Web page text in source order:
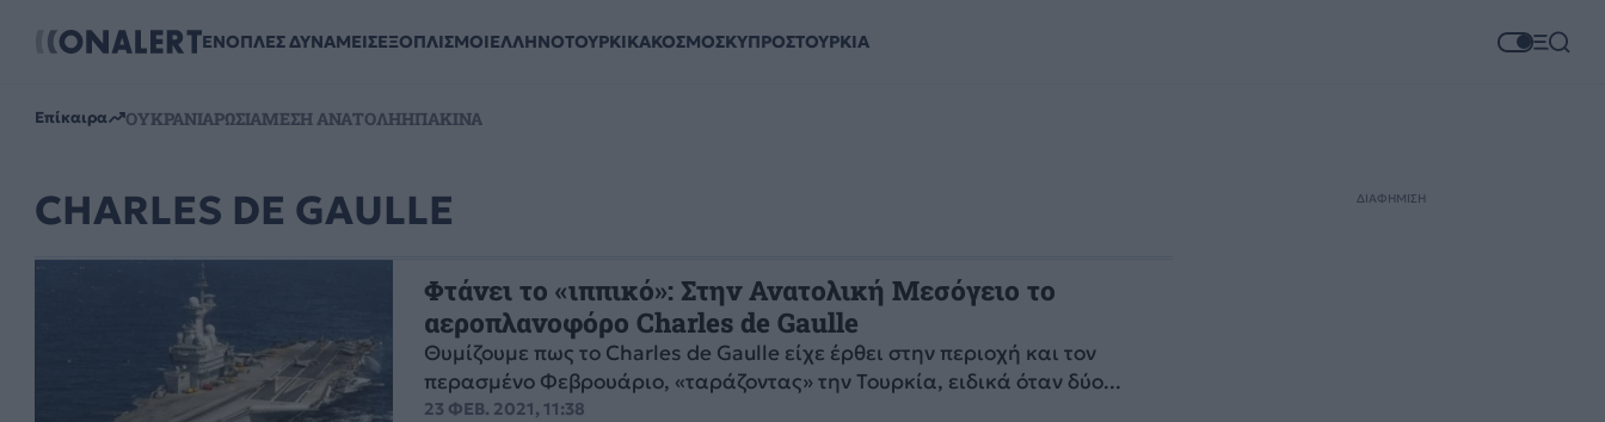
ΕΝΟΠΛΕΣ ΔΥΝΑΜΕΙΣΕΞΟΠΛΙΣΜΟΙΕΛΛΗΝΟΤΟΥΡΚΙΚΑΚΟΣΜΟΣΚΥΠΡΟΣΤΟΥΡΚΙΑ
Επίκαιρα ΟΥΚΡΑΝΙΑΡΩΣΙΑΜΕΣΗ ΑΝΑΤΟΛΗΗΠΑΚΙΝΑ
CHARLES DE GAULLE
Φτάνει το «ιππικό»: Στην Ανατολική Μεσόγειο το
αεροπλανοφόρο Charles de Gaulle
Θυμίζουμε πως το Charles de Gaulle είχε έρθει στην περιοχή και τον
περασμένο Φεβρουάριο, «ταράζοντας» την Τουρκία, ειδικά όταν δύο...
23 ΦΕΒ. 2021, 11:38
ΔΙΑΦΗΜΙΣΗ